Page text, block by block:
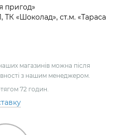
пригод»
ТК «Шоколад», ст.м. «Тараса
магазинів можна після
з нашим менеджером.
72 годин.